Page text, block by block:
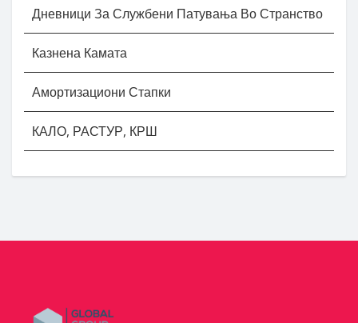
Дневници За Службени Патувања Во Странство
Казнена Камата
Амортизациони Стапки
КАЛО, РАСТУР, КРШ